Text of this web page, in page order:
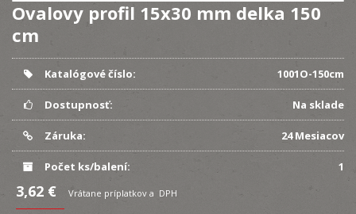
Ovalovy profil 15x30 mm delka 150
cm
Katalógové číslo: 1001O-150cm
Dostupnosť: Na sklade
Záruka: 24 Mesiacov
Počet ks/balení: 1
3,62 € Vrátane príplatkov a DPH